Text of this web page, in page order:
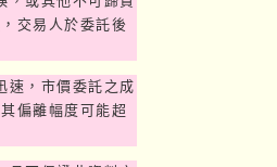
交易人於委託後
速，市價委託之成
偏離幅度可能超